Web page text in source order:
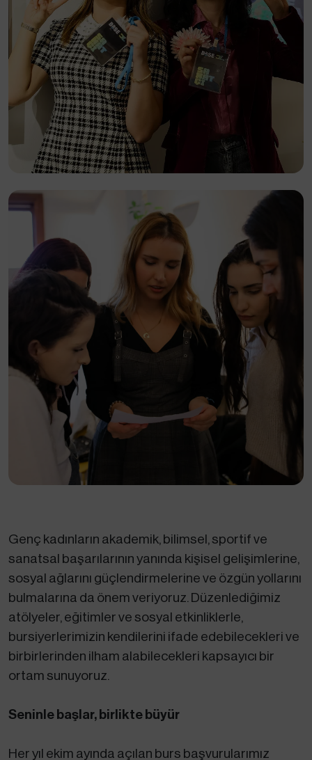
Genç kadınların akademik, bilimsel, sportif ve
sanatsal başarılarının yanında kişisel gelişimlerine,
sosyal ağlarını güçlendirmelerine ve özgün yollarını
bulmalarına da önem veriyoruz. Düzenlediğimiz
atölyeler, eğitimler ve sosyal etkinliklerle,
bursiyerlerimizin kendilerini ifade edebilecekleri ve
birbirlerinden ilham alabilecekleri kapsayıcı bir
ortam sunuyoruz.
Seninle başlar, birlikte büyür
Her yıl ekim ayında açılan burs başvurularımız